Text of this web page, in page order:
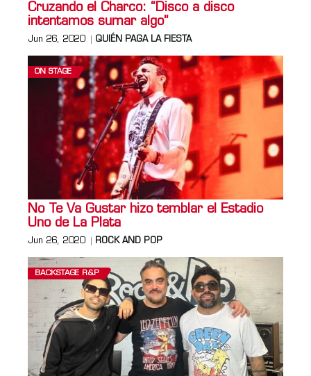
Cruzando el Charco: “Disco a disco
intentamos sumar algo”
Jun 26, 2020 QUIÉN PAGA LA FIESTA
ON STAGE
No Te Va Gustar hizo temblar el Estadio
Uno de La Plata
Jun 26, 2020 ROCK AND POP
BACKSTAGE R&P